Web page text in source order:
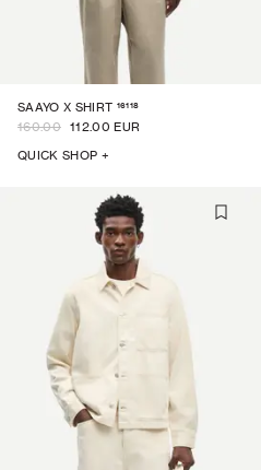
SAAYO X SHIRT 16118
160.00 112.00 EUR
QUICK SHOP +